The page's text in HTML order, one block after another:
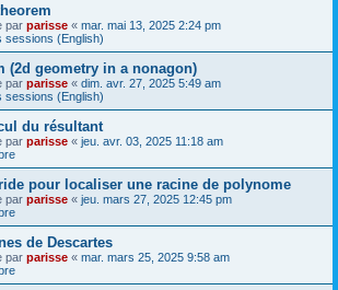
par parisse « mar. mai 13, 2025 2:24 pm
sessions (English)
(2d geometry in a nonagon)
par parisse « dim. avr. 27, 2025 5:49 am
sessions (English)
du résultant
par parisse « jeu. avr. 03, 2025 11:18 am
pour localiser une racine de polynome
par parisse « jeu. mars 27, 2025 12:45 pm
de Descartes
par parisse « mar. mars 25, 2025 9:58 am